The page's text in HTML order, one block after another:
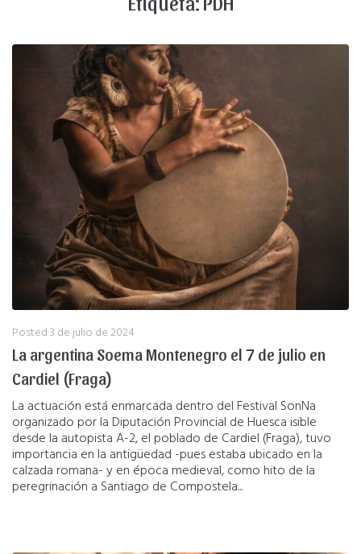
Posted3 de julio de 2024
La argentina Soema Montenegro el 7 de julio en
Cardiel (Fraga)
La actuación está enmarcada dentro del Festival SonNa
organizado por la Diputación Provincial de Huesca isible
desde la autopista A-2, el poblado de Cardiel (Fraga), tuvo
importancia en la antigüedad -pues estaba ubicado en la
calzada romana- y en época medieval, como hito de la
peregrinación a Santiago de Compostela...